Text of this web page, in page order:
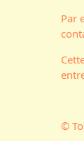
Par
©